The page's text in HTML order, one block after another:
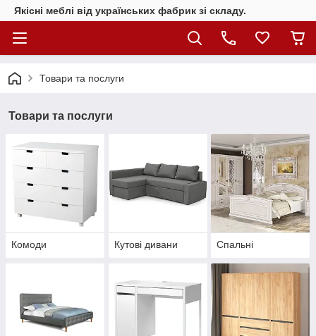
Якісні меблі від українських фабрик зі складу.
Товари та послуги
Товари та послуги
Комоди Кутові дивани Спальні